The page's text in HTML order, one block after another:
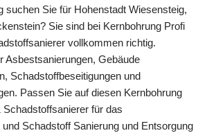
suchen Sie für Hohenstadt Wiesensteig,
Sie sind bei Kernbohrung Profi
vollkommen richtig.
Asbestsanierungen, Gebäude
Schadstoffbeseitigungen und
Passen Sie auf diesen Kernbohrung
für das
Schadstoff Sanierung und Entsorgung